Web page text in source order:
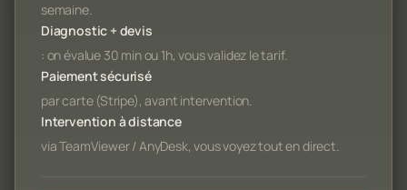
semaine.
Diagnostic + devis
: on évalue 30 min ou 1h, vous validez le tarif.
Paiement sécurisé
par carte (Stripe), avant intervention.
Intervention à distance
via TeamViewer / AnyDesk, vous voyez tout en direct.